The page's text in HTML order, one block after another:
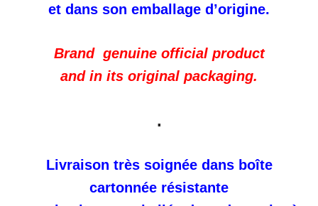
et dans son emballage d’origine.
Brand genuine official product
and in its original packaging.
.
Livraison très soignée dans boîte
cartonnée résistante